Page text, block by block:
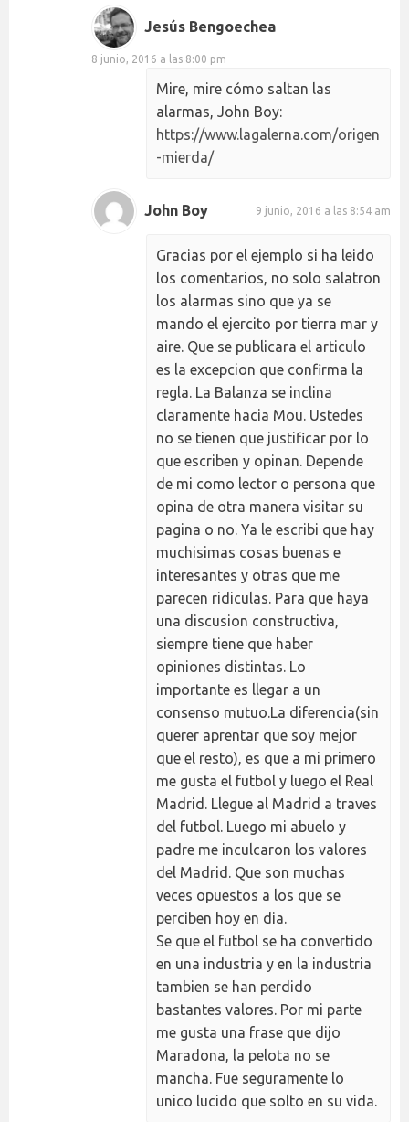
Jesús Bengoechea
8 junio, 2016 a las 8:00 pm
Mire, mire cómo saltan las
alarmas, John Boy:
https://www.lagalerna.com/origen
-mierda/
John Boy 9 junio, 2016 a las 8:54 am
Gracias por el ejemplo si ha leido
los comentarios, no solo salatron
los alarmas sino que ya se
mando el ejercito por tierra mar y
aire. Que se publicara el articulo
es la excepcion que confirma la
regla. La Balanza se inclina
claramente hacia Mou. Ustedes
no se tienen que justificar por lo
que escriben y opinan. Depende
de mi como lector o persona que
opina de otra manera visitar su
pagina o no. Ya le escribi que hay
muchisimas cosas buenas e
interesantes y otras que me
parecen ridiculas. Para que haya
una discusion constructiva,
siempre tiene que haber
opiniones distintas. Lo
importante es llegar a un
consenso mutuo.La diferencia(sin
querer aprentar que soy mejor
que el resto), es que a mi primero
me gusta el futbol y luego el Real
Madrid. Llegue al Madrid a traves
del futbol. Luego mi abuelo y
padre me inculcaron los valores
del Madrid. Que son muchas
veces opuestos a los que se
perciben hoy en dia.
Se que el futbol se ha convertido
en una industria y en la industria
tambien se han perdido
bastantes valores. Por mi parte
me gusta una frase que dijo
Maradona, la pelota no se
mancha. Fue seguramente lo
unico lucido que solto en su vida.